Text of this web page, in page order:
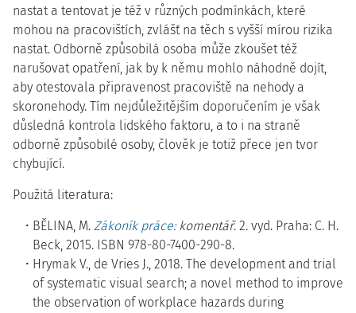
nastat a tentovat je též v různých podmínkách, které
mohou na pracovištích, zvlášť na těch s vyšší mírou rizika
nastat. Odborně způsobilá osoba může zkoušet též
narušovat opatření, jak by k němu mohlo náhodně dojít,
aby otestovala připravenost pracoviště na nehody a
skoronehody. Tím nejdůležitějším doporučením je však
důsledná kontrola lidského faktoru, a to i na straně
odborně způsobilé osoby, člověk je totiž přece jen tvor
chybující.
Použitá literatura:
BĚLINA, M. Zákoník práce: komentář. 2. vyd. Praha: C. H.
Beck, 2015. ISBN 978-80-7400-290-8.
Hrymak V., de Vries J., 2018. The development and trial
of systematic visual search; a novel method to improve
the observation of workplace hazards during